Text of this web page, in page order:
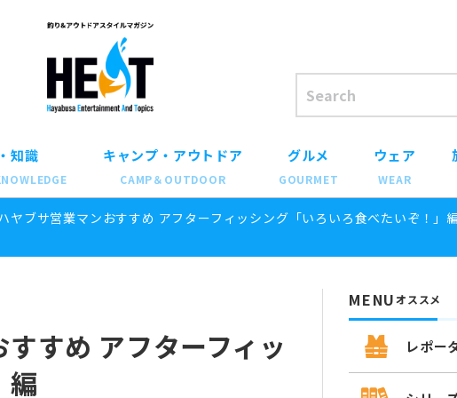
知識 キャンプ・アウトドア
CAMP＆OUTDOOR
グルメ
GOURMET
ウェア
WEAR
ヤブサ営業マンおすすめ アフターフィッシング「いろいろ食べたいぞ！」
すめ アフターフィッ
編
MENUオススメ
レポー